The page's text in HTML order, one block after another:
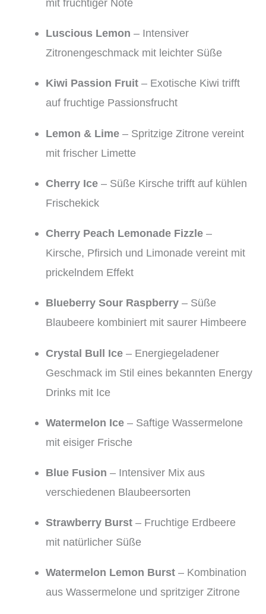
mit fruchtiger Note
Luscious Lemon – Intensiver
Zitronengeschmack mit leichter Süße
Kiwi Passion Fruit – Exotische Kiwi trifft
auf fruchtige Passionsfrucht
Lemon & Lime – Spritzige Zitrone vereint
mit frischer Limette
Cherry Ice – Süße Kirsche trifft auf kühlen
Frischekick
Cherry Peach Lemonade Fizzle –
Kirsche, Pfirsich und Limonade vereint mit
prickelndem Effekt
Blueberry Sour Raspberry – Süße
Blaubeere kombiniert mit saurer Himbeere
Crystal Bull Ice – Energiegeladener
Geschmack im Stil eines bekannten Energy
Drinks mit Ice
Watermelon Ice – Saftige Wassermelone
mit eisiger Frische
Blue Fusion – Intensiver Mix aus
verschiedenen Blaubeersorten
Strawberry Burst – Fruchtige Erdbeere
mit natürlicher Süße
Watermelon Lemon Burst – Kombination
aus Wassermelone und spritziger Zitrone